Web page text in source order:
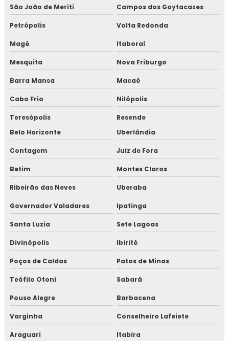
São João de Meriti Campos dos Goytacazes
Petrópolis Volta Redonda
Magé Itaboraí
Mesquita Nova Friburgo
Barra Mansa Macaé
Cabo Frio Nilópolis
Teresópolis
Resende
Belo Horizonte
Uberlândia
Contagem Juiz de Fora
Betim Montes Claros
Ribeirão das Neves Uberaba
Governador Valadares Ipatinga
Santa Luzia Sete Lagoas
Divinópolis Ibirité
Poços de Caldas Patos de Minas
Teófilo Otoni Sabará
Pouso Alegre Barbacena
Varginha Conselheiro Lafeiete
Araguari Itabira